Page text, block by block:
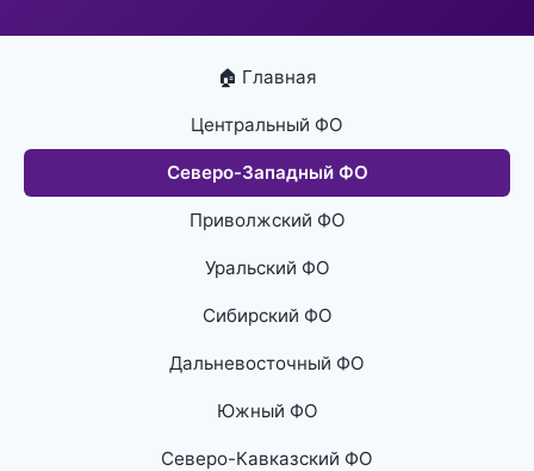
🏠 Главная
Центральный ФО
Северо-Западный ФО
Приволжский ФО
Уральский ФО
Сибирский ФО
Дальневосточный ФО
Южный ФО
Северо-Кавказский ФО